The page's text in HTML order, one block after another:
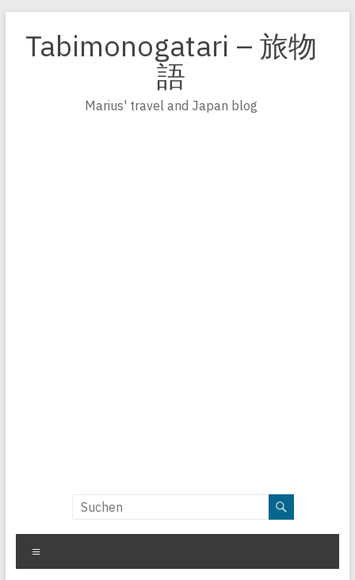
Inhalt
springen
Tabimonogatari – 旅物
語
Marius' travel and Japan blog